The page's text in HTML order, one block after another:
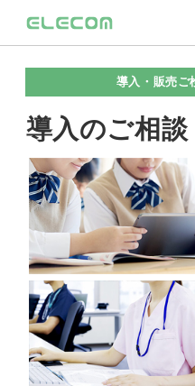
導入・販売ご
導入のご相